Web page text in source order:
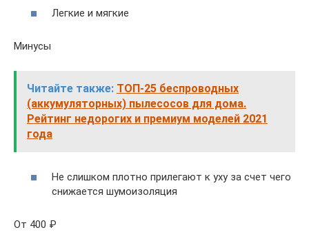
Легкие и мягкие
Минусы
Читайте также: ТОП-25 беспроводных
(аккумуляторных) пылесосов для дома.
Рейтинг недорогих и премиум моделей 2021
года
Не слишком плотно прилегают к уху за счет чего
снижается шумоизоляция
От 400 ₽